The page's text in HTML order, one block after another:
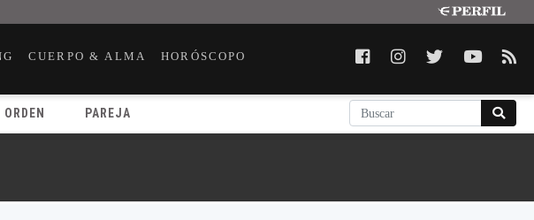
CUERPO & ALMA HORÓSCOPO
ORDEN PAREJA